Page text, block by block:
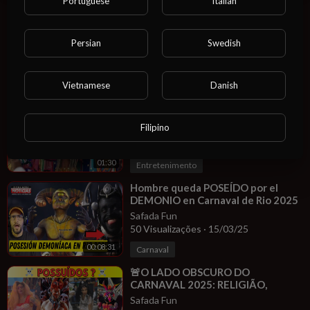
⁣Carnaval Te Quiero
Safada Fun
23/03/25
Fantasia
01:30
⁣Brésil: Rio s'embrase à l'approche
du carnaval
Safada Fun
22 Visualizações·23/03/25
Entretenimento
00:08:31
⁣Hombre queda POSEÍDO por el
DEMONIO en Carnaval de Rio 2025
y esto OCURRIÓ
Safada Fun
50 Visualizações · 15/03/25
Carnaval
⁣🚨O LADO OBSCURO DO
CARNAVAL 2025: RELIGIÃO,
DEMÔNIOS E POSSESSÕES
Safada Fun
Persian Swedish
Vietnamese Danish
Filipino